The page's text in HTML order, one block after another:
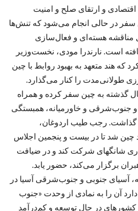
و ارتقای صلح و امنیت
در حالی انجام می‌شود که تنش‌ها
مناقشه هسته‌ای و فعال‌سازی
است. نارندرا مودی، نخست‌وزیر
که هند متعهد به بهبود روابط با چین
طولانی‌مدت را کنار می‌گذارد.
گذشته به چین سفر کرده و همراه
جنوب‌شرقی و خاورمیانه، همبستگی
گذاشت. رجب طیب اردوغان،
چین شد تا در بیست و پنجمین اجلاس
شانگهای شرکت کند و در ضیافت
برگزار می‌کند، حضور یابد.
آسیای جنوبی و جنوب‌شرقی آسیا در
آن را به نمادی از وحدت «جنوب
در حال توسعه و کم‌درآمد